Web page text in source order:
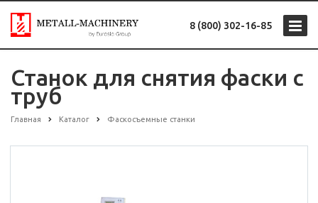
8 (800) 302-16-85
Станок для снятия фаски с
труб
Главная Каталог Фаскосъемные станки